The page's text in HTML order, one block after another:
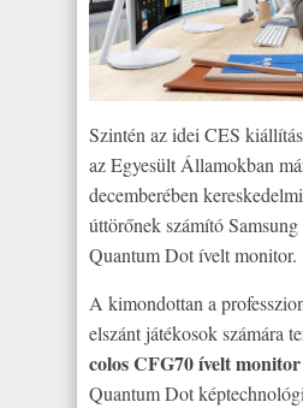
Szintén az idei CES
az Egyesült Államokban
decemberében
úttörőnek számító
Quantum Dot ívelt monitor.
A kimondottan a
elszánt játékosok számára
colos CFG70 ívelt monitor
Quantum Dot